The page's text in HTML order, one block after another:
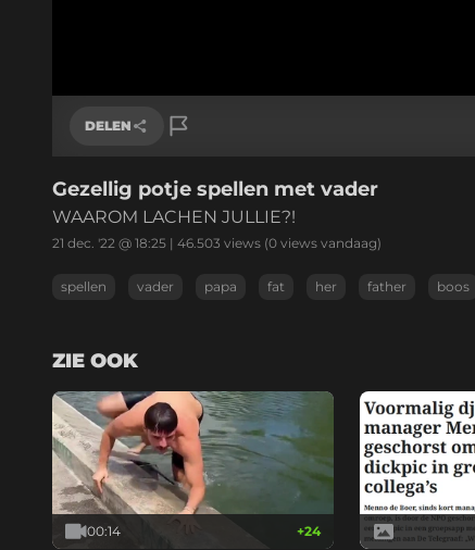
DELEN
Link kopiëren
Gezellig potje spellen met vader
WAAROM LACHEN JULLIE?!
21 dec. '22 @ 18:25 | 46.503 views (0 views vandaag)
spellen vader papa fat her father boos
ZIE OOK
00:14 +24